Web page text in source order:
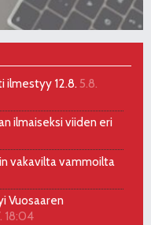
ilmestyy 12.8. 5.8.
ilmaiseksi viiden eri
vakavilta vammoilta
Vuosaaren
18:04